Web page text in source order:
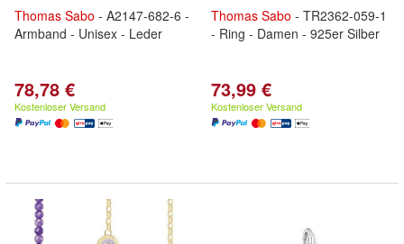
Thomas Sabo - A2147-682-6 -
Armband - Unisex - Leder
78,78 €
Kostenloser Versand
Thomas Sabo - TR2362-059-1
- Ring - Damen - 925er Silber
73,99 €
Kostenloser Versand